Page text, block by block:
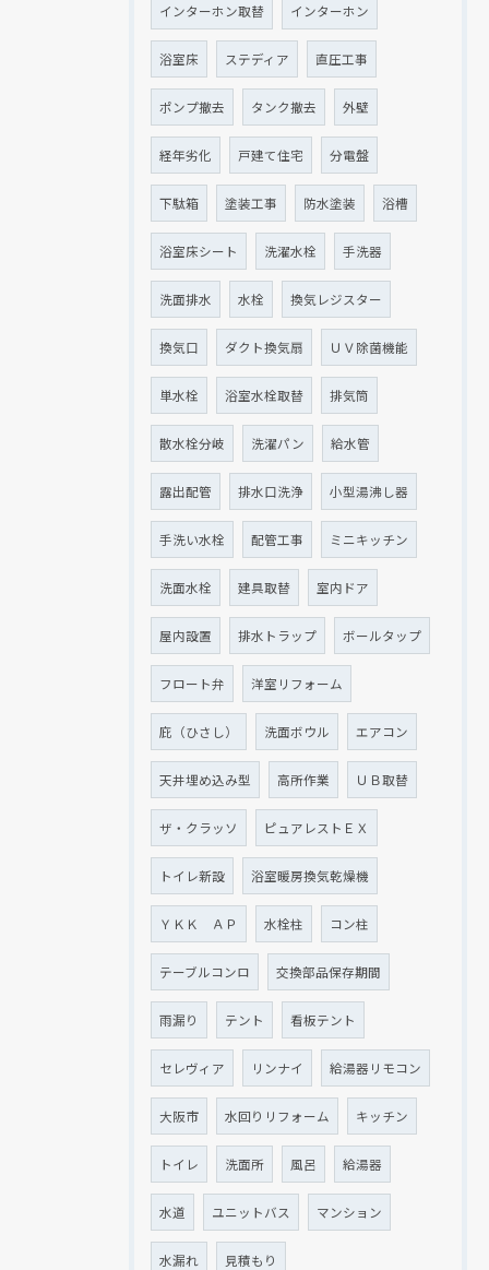
インターホン取替 インターホン
浴室床 ステディア 直圧工事
ポンプ撤去 タンク撤去 外壁
経年劣化 戸建て住宅 分電盤
下駄箱 塗装工事 防水塗装 浴槽
浴室床シート 洗濯水栓 手洗器
洗面排水 水栓 換気レジスター
換気口 ダクト換気扇 ＵＶ除菌機能
単水栓 浴室水栓取替 排気筒
散水栓分岐 洗濯パン 給水管
露出配管 排水口洗浄 小型湯沸し器
手洗い水栓 配管工事 ミニキッチン
洗面水栓 建具取替 室内ドア
屋内設置 排水トラップ ボールタップ
フロート弁 洋室リフォーム
庇（ひさし） 洗面ボウル エアコン
天井埋め込み型 高所作業 ＵＢ取替
ザ・クラッソ ピュアレストＥＸ
トイレ新設 浴室暖房換気乾燥機
ＹＫＫ ＡＰ 水栓柱 コン柱
テーブルコンロ 交換部品保存期間
雨漏り テント 看板テント
セレヴィア リンナイ 給湯器リモコン
大阪市 水回りリフォーム キッチン
トイレ 洗面所 風呂 給湯器
水道 ユニットバス マンション
水漏れ 見積もり